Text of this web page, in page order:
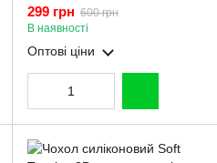
Motorola G05 коричневий
(Повний захист камери)
299 грн 600 грн
В наявності
Оптові ціни